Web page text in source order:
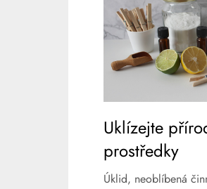
Uklízejte
prostředky
Úklid, neoblíbená